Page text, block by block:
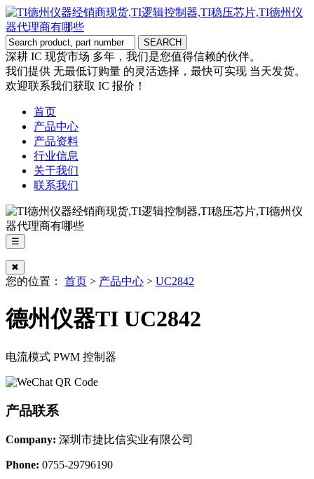
深耕 IC 现货市场 多年，我们是您值得信赖的伙伴。
我们提供 无最低订购量 的灵活选择，最快可实现 当天发货。
欢迎联系我们获取 IC 报价！
首页
产品中心
产品资料
行业信息
关于我们
联系我们
☰
✖
您的位置： 首页 > 产品中心 > UC2842
德州仪器TI UC2842
电流模式 PWM 控制器
产品联系
Company: 深圳市捷比信实业有限公司
Phone: 0755-29796190